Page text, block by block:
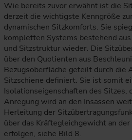
Wie bereits zuvor erwähnt ist die
derzeit die wichtigste Kenngröße
dynamischen Sitzkomforts. Sie
kompletten Systems bestehend
und Sitzstruktur wieder. Die
über den Quotienten aus
Bezugsoberfläche geteilt durch die
Sitzschiene definiert. Sie ist somit
Isolationseigenschaften des Sitzes,
Anregung wird an den Insassen
Herleitung der
über das Kräftegleichgewicht an
erfolgen, siehe Bild 8.